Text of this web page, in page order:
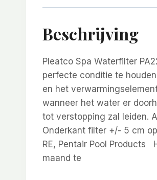
Beschrijving
Pleatco Spa Waterfilter
perfecte conditie te
en het
wanneer het water er
tot verstopping zal leiden.
Onderkant filter +/- 5 cm
RE, Pentair Pool Products
maand te